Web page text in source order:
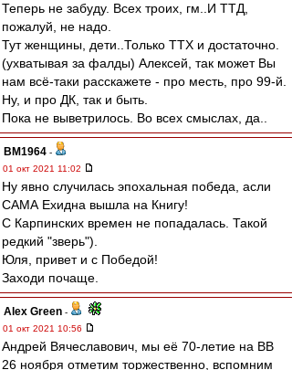
Теперь не забуду. Всех троих, гм..И ТТД,
пожалуй, не надо.
Тут женщины, дети..Только ТТХ и достаточно.
(ухватывая за фалды) Алексей, так может Вы
нам всё-таки расскажете - про месть, про 99-й.
Ну, и про ДК, так и быть.
Пока не выветрилось. Во всех смыслах, да..
BM1964 -
01 окт 2021 11:02
Ну явно случилась эпохальная победа, асли
САМА Ехидна вышла на Книгу!
С Карпинских времен не попадалась. Такой
редкий "зверь").
Юля, привет и с Победой!
Заходи почаще.
Alex Green -
01 окт 2021 10:56
Андрей Вячеславович, мы её 70-летие на ВВ
26 ноября отметим торжественно, вспомним